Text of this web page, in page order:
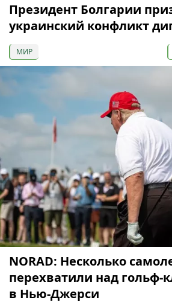
Президент Болгарии
украинский конфликт
МИР
NORAD: Несколько
перехватили над гольф-
в Нью-Джерси